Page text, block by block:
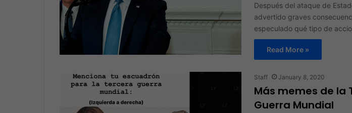
Después del ataque de
advertido graves
especulado qué tipo de
Read More »
Staff January 8, 2020
Más memes de la
Guerra Mundial